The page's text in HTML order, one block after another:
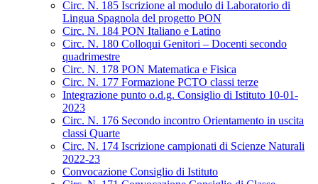
Circ. N. 185 Iscrizione al modulo di Laboratorio di
Lingua Spagnola del progetto PON
Circ. N. 184 PON Italiano e Latino
Circ. N. 180 Colloqui Genitori – Docenti secondo
quadrimestre
Circ. N. 178 PON Matematica e Fisica
Circ. N. 177 Formazione PCTO classi terze
Integrazione punto o.d.g. Consiglio di Istituto 10-01-
2023
Circ. N. 176 Secondo incontro Orientamento in uscita
classi Quarte
Circ. N. 174 Iscrizione campionati di Scienze Naturali
2022-23
Convocazione Consiglio di Istituto